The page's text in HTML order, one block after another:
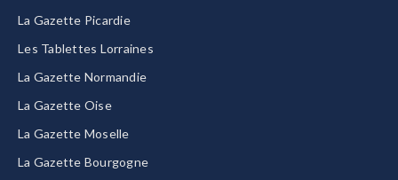
La Gazette Picardie
Les Tablettes Lorraines
La Gazette Normandie
La Gazette Oise
La Gazette Moselle
La Gazette Bourgogne